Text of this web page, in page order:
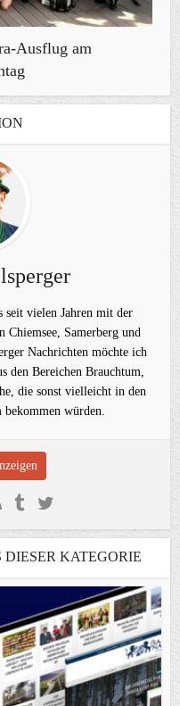
Ausflug am
vielen Jahren mit der
Chiemsee, Samerberg und
Nachrichten möchte ich
den Bereichen Brauchtum,
die sonst vielleicht in den
bekommen würden.
KATEGORIE